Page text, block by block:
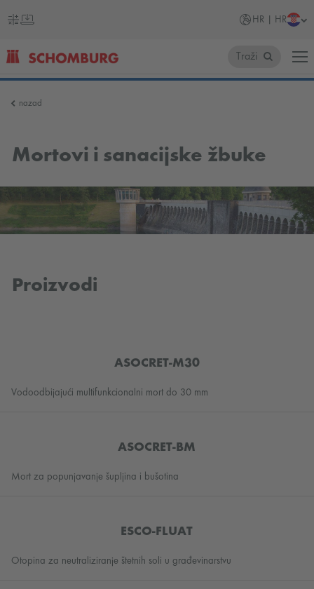
HR | HR
Hrvatska
Traži
nazad
Mortovi i sanacijske žbuke
Proizvodi
ASOCRET-M30
Vodoodbijajući multifunkcionalni mort do 30 mm
ASOCRET-BM
Mort za popunjavanje šupljina i bušotina
ESCO-FLUAT
Otopina za neutraliziranje štetnih soli u građevinarstvu